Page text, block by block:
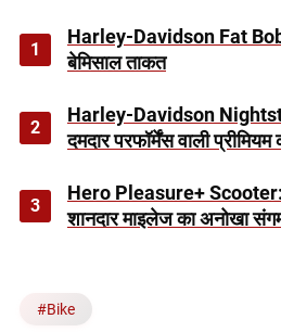
1
Harley-Davidson Fat
बेमिसाल ताकत
2
Harley-Davidson
दमदार परफॉर्मेंस वाली
3
Hero Pleasure+
शानदार माइलेज का अनोखा
#Bike